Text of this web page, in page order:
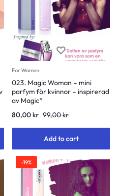
For Women
023. Magic Woman – mini
parfym för kvinnor – inspirerad
av Magic*
80,00kr 99,00kr
Add to cart
-19%